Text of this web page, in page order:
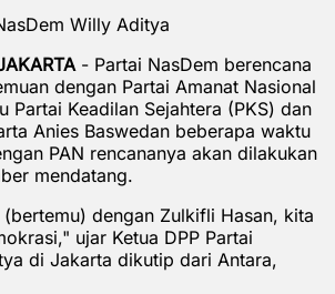
Willy Aditya
- Partai NasDem berencana
dengan Partai Amanat Nasional
Partai Keadilan Sejahtera (PKS) dan
Anies Baswedan beberapa waktu
PAN rencananya akan dilakukan
mendatang.
dengan Zulkifli Hasan, kita
ujar Ketua DPP Partai
di Jakarta dikutip dari Antara,